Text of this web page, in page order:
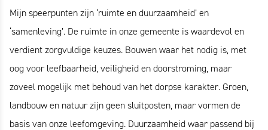
Mijn speerpunten zijn ‘ruimte en duurzaamheid’ en
‘samenleving’. De ruimte in onze gemeente is waardevol en
verdient zorgvuldige keuzes. Bouwen waar het nodig is, met
oog voor leefbaarheid, veiligheid en doorstroming, maar
zoveel mogelijk met behoud van het dorpse karakter. Groen,
landbouw en natuur zijn geen sluitposten, maar vormen de
basis van onze leefomgeving. Duurzaamheid waar passend bij